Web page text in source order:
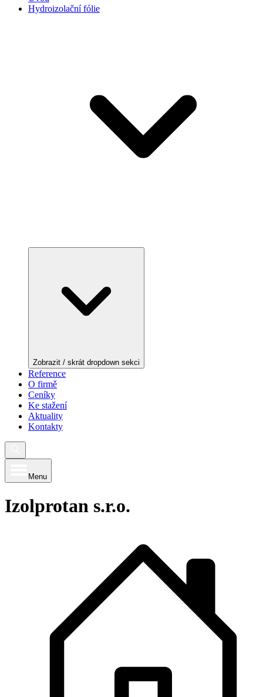
Hydroizolační fólie
Zobrazit / skrát dropdown sekci
Reference
O firmě
Ceníky
Ke stažení
Aktuality
Kontakty
Menu
Izolprotan s.r.o.